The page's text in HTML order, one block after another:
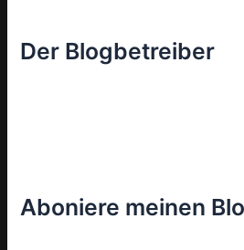
Der Blogbetreiber
Aboniere meinen